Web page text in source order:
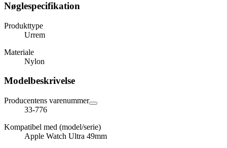
Nøglespecifikation
Produkttype
Urrem
Materiale
Nylon
Modelbeskrivelse
Producentens varenummer
33-776
Kompatibel med (model/serie)
Apple Watch Ultra 49mm